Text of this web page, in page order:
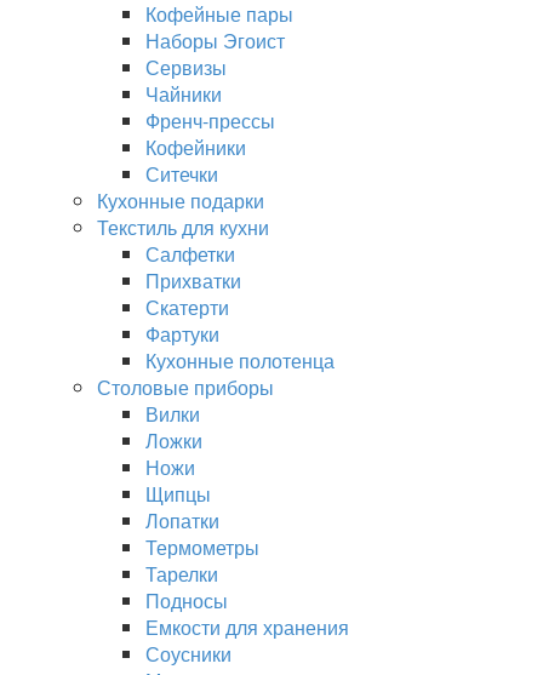
Кофейные пары
Наборы Эгоист
Сервизы
Чайники
Френч-прессы
Кофейники
Ситечки
Кухонные подарки
Текстиль для кухни
Салфетки
Прихватки
Скатерти
Фартуки
Кухонные полотенца
Столовые приборы
Вилки
Ложки
Ножи
Щипцы
Лопатки
Термометры
Тарелки
Подносы
Емкости для хранения
Соусники